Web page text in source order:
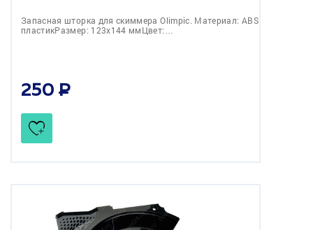
Запасная шторка для скиммера Olimpic. Материал: ABS
пластикРазмер: 123х144 ммЦвет:…
250